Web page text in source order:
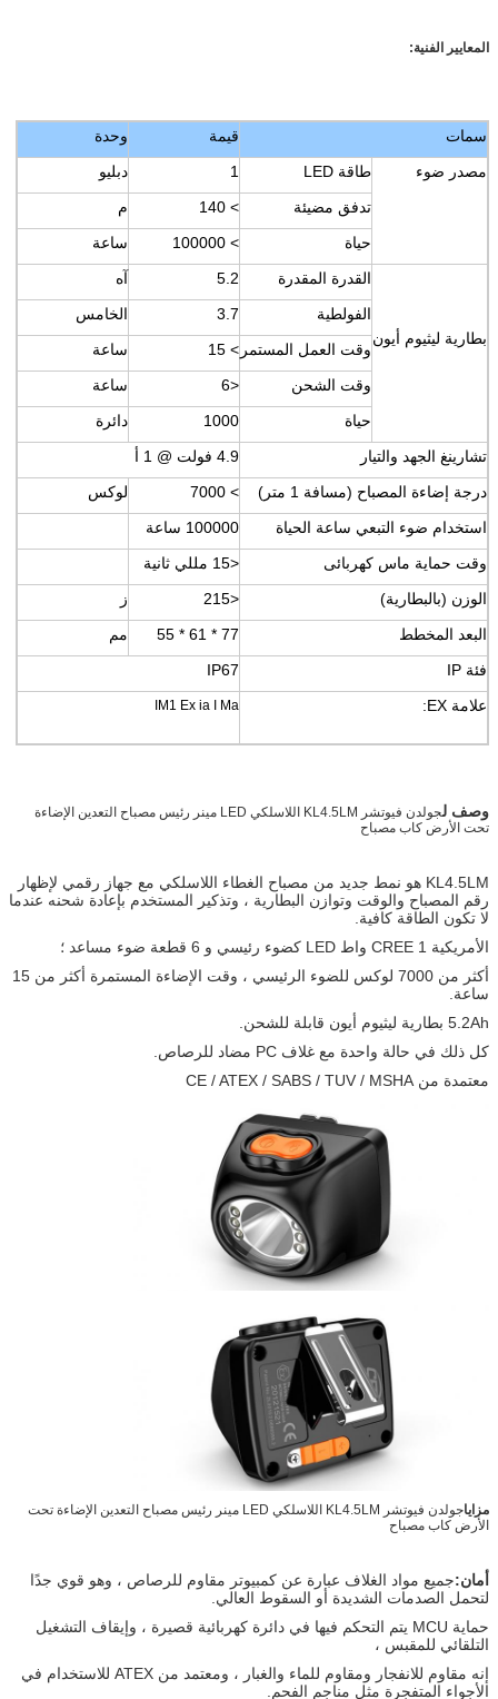
المعايير الفنية:
سمات قيمة
وحدة
مصدر ضوء
طاقة LED 1
دبليو
تدفق مضيئة
> 140
م
حياة
> 100000 ساعة
بطارية ليثيوم أيون
القدرة المقدرة 5.2
آه
الفولطية
3.7
الخامس
وقت العمل المستمر > 15
ساعة
وقت الشحن
<6
ساعة
حياة
1000
دائرة
تشارينغ الجهد والتيار
4.9 فولت @ 1 أ
درجة إضاءة المصباح (مسافة 1 متر)
> 7000
لوكس
استخدام ضوء التبعي ساعة الحياة
100000 ساعة
وقت حماية ماس كهربائى
<15 مللي ثانية
الوزن (بالبطارية)
<215
ز
البعد المخطط
77 * 61 * 55
مم
فئة IP
IP67
علامة EX:
IM1 Ex ia I Ma
وصف ل
جولدن فيوتشر KL4.5LM اللاسلكي LED مينر رئيس مصباح التعدين الإضاءة
تحت الأرض كاب مصباح
KL4.5LM هو نمط جديد من مصباح الغطاء اللاسلكي مع جهاز رقمي لإظهار
رقم المصباح والوقت وتوازن البطارية ، وتذكير المستخدم بإعادة شحنه عندما
لا تكون الطاقة كافية.
الأمريكية CREE 1 واط LED كضوء رئيسي و 6 قطعة ضوء مساعد ؛
أكثر من 7000 لوكس للضوء الرئيسي ، وقت الإضاءة المستمرة أكثر من 15
ساعة.
5.2Ah بطارية ليثيوم أيون قابلة للشحن.
كل ذلك في حالة واحدة مع غلاف PC مضاد للرصاص.
معتمدة من CE / ATEX / SABS / TUV / MSHA
مزايا
جولدن فيوتشر KL4.5LM اللاسلكي LED مينر رئيس مصباح التعدين الإضاءة تحت
الأرض كاب مصباح
أمان:جميع مواد الغلاف عبارة عن كمبيوتر مقاوم للرصاص ، وهو قوي جدًا
لتحمل الصدمات الشديدة أو السقوط العالي.
حماية MCU يتم التحكم فيها في دائرة كهربائية قصيرة ، وإيقاف التشغيل
التلقائي للمقبس ،
إنه مقاوم للانفجار ومقاوم للماء والغبار ، ومعتمد من ATEX للاستخدام في
الأجواء المتفجرة مثل مناجم الفحم.